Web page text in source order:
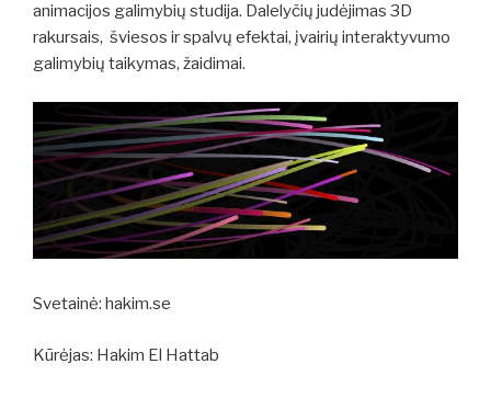
animacijos galimybių studija. Dalelyčių judėjimas 3D
rakursais, šviesos ir spalvų efektai, įvairių interaktyvumo
galimybių taikymas, žaidimai.
Svetainė: hakim.se
Kūrėjas: Hakim El Hattab